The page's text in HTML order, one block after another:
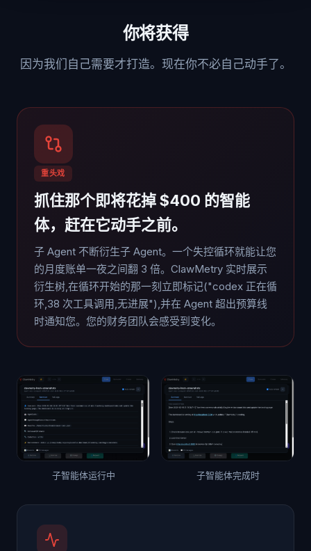
你将获得
因为我们自己需要才打造。现在你不必自己动手了。
重头戏
抓住那个即将花掉 $400 的智能
体，赶在它动手之前。
子 Agent 不断衍生子 Agent。一个失控循环就能让您
的月度账单一夜之间翻 3 倍。ClawMetry 实时展示
衍生树,在循环开始的那一刻立即标记("codex 正在循
环,38 次工具调用,无进展"),并在 Agent 超出预算线
时通知您。您的财务团队会感受到变化。
子智能体运行中 子智能体完成时